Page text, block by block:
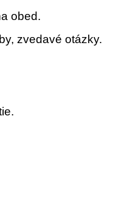
obed.
zvedavé otázky.